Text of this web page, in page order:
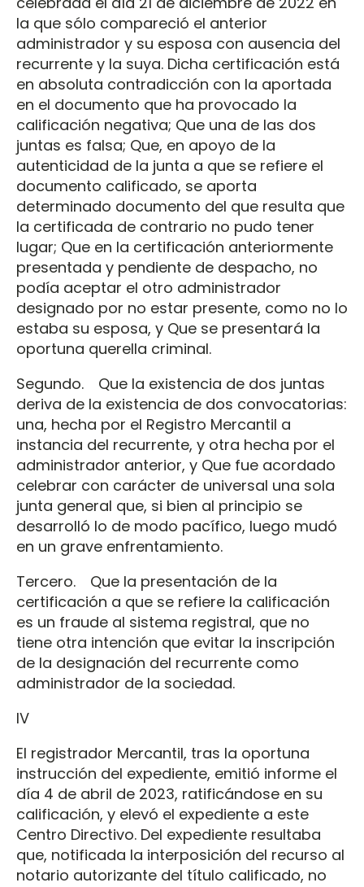
la que sólo compareció el anterior
administrador y su esposa con ausencia del
recurrente y la suya. Dicha certificación está
en absoluta contradicción con la aportada
en el documento que ha provocado la
calificación negativa; Que una de las dos
juntas es falsa; Que, en apoyo de la
autenticidad de la junta a que se refiere el
documento calificado, se aporta
determinado documento del que resulta que
la certificada de contrario no pudo tener
lugar; Que en la certificación anteriormente
presentada y pendiente de despacho, no
podía aceptar el otro administrador
designado por no estar presente, como no lo
estaba su esposa, y Que se presentará la
oportuna querella criminal.
Segundo. Que la existencia de dos juntas
deriva de la existencia de dos convocatorias:
una, hecha por el Registro Mercantil a
instancia del recurrente, y otra hecha por el
administrador anterior, y Que fue acordado
celebrar con carácter de universal una sola
junta general que, si bien al principio se
desarrolló lo de modo pacífico, luego mudó
en un grave enfrentamiento.
Tercero. Que la presentación de la
certificación a que se refiere la calificación
es un fraude al sistema registral, que no
tiene otra intención que evitar la inscripción
de la designación del recurrente como
administrador de la sociedad.
IV
El registrador Mercantil, tras la oportuna
instrucción del expediente, emitió informe el
día 4 de abril de 2023, ratificándose en su
calificación, y elevó el expediente a este
Centro Directivo. Del expediente resultaba
que, notificada la interposición del recurso al
notario autorizante del título calificado, no